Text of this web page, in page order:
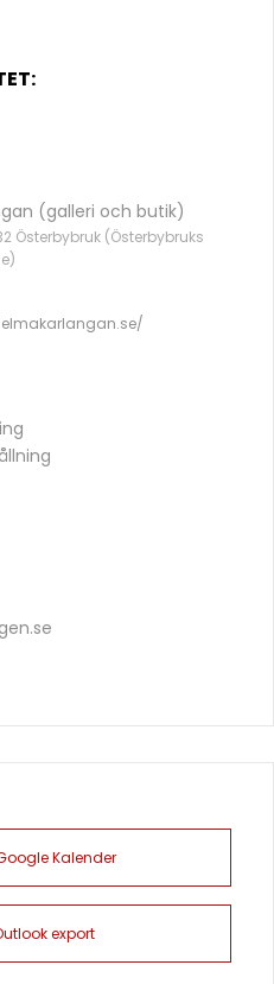
(galleri och butik)
Österbybruk (Österbybruks
Kalender
export